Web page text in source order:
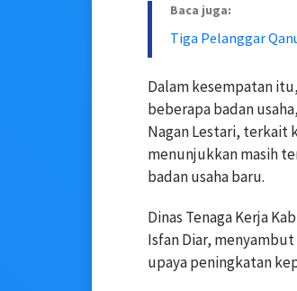
Baca juga:
Tiga Pelanggar
Dalam kesempatan
beberapa badan
Nagan Lestari, terkait
menunjukkan masih
badan usaha baru.
Dinas Tenaga Kerja
Isfan Diar,
upaya peningkatan